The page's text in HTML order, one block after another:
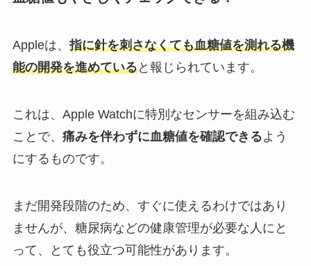
Appleは、 指に針を刺さなくても血糖値を測れる機
能の開発を進めていると報じられています。
これは、Apple Watchに特別なセンサーを組み込む
ことで、 痛みを伴わずに血糖値を確認できるよう
にするものです。
まだ開発段階のため、すぐに使えるわけではあり
ませんが、糖尿病などの健康管理が必要な人にと
って、とても役立つ可能性があります。